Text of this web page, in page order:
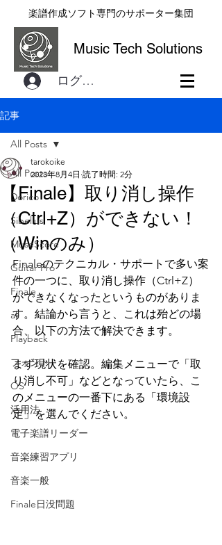
楽譜作成ソフト専門のサポーター集団
Music Tech Solutions
ログイン
記事
All Posts
Dorico
Sibelius
MuseScore
Guitar Pro
Finale
all
Playback
フォント
OS
活用法
電子楽譜リーダー
音楽練習アプリ
音楽一般
Finale日没問題
All Posts
【Finale】取り消し操作
（Ctrl+Z）ができない！
（Winのみ）
tarokoike
2023年8月4日 読了時間: 2分
Finaleのテクニカル・サポートで多い案
件の一つに、取り消し操作（Ctrl+Z）
ができなくなったというものがありま
す。結論から言うと、これは殆どの場
合、以下の方法で解決できます。
まず現状を確認。編集メニューで「取
り消し不可」などとなっていたら、こ
のメニューの一番下にある「環境設
定」を選んでください。